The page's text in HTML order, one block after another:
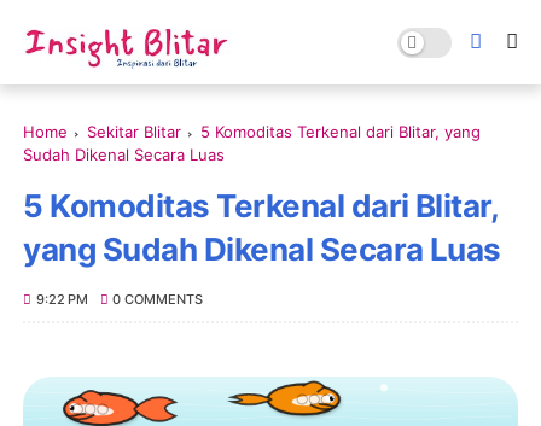
Home Sekitar Blitar
5 Komoditas Terkenal dari Blitar, yang
Sudah Dikenal Secara Luas
5 Komoditas Terkenal dari Blitar,
yang Sudah Dikenal Secara Luas
9:22 PM 0 COMMENTS